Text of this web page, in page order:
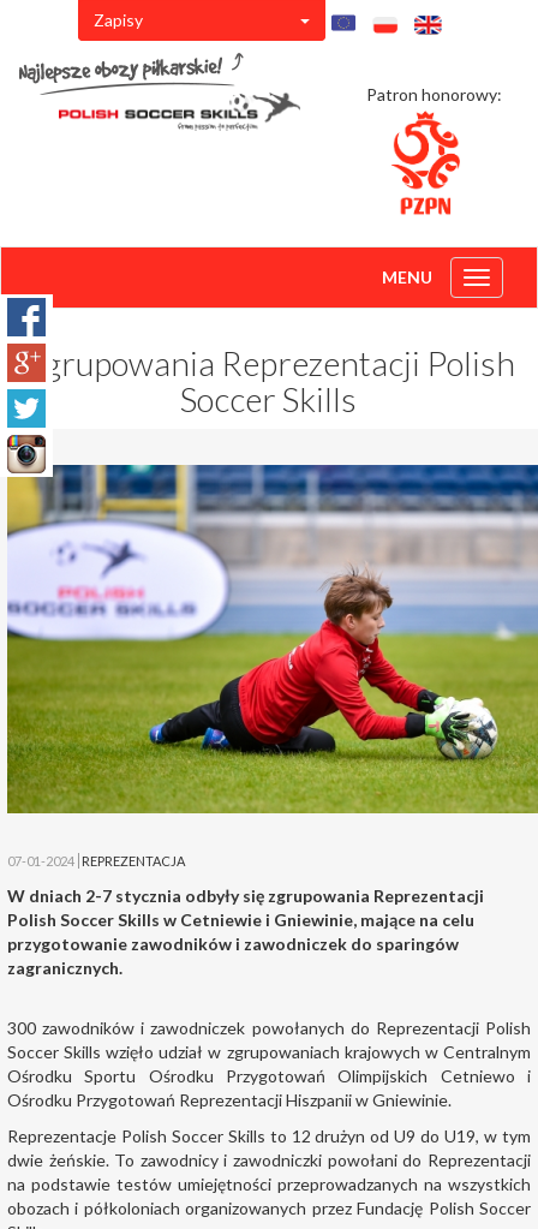
Zapisy
Patron honorowy:
Toggle
MENU
Zgrupowania Reprezentacji Polish
Soccer Skills
07-01-2024 REPREZENTACJA
W dniach 2-7 stycznia odbyły się zgrupowania Reprezentacji
Polish Soccer Skills w Cetniewie i Gniewinie, mające na celu
przygotowanie zawodników i zawodniczek do sparingów
zagranicznych.
300 zawodników i zawodniczek powołanych do Reprezentacji Polish
Soccer Skills wzięło udział w zgrupowaniach krajowych w Centralnym
Ośrodku Sportu Ośrodku Przygotowań Olimpijskich Cetniewo i
Ośrodku Przygotowań Reprezentacji Hiszpanii w Gniewinie.
Reprezentacje Polish Soccer Skills to 12 drużyn od U9 do U19, w tym
dwie żeńskie. To zawodnicy i zawodniczki powołani do Reprezentacji
na podstawie testów umiejętności przeprowadzanych na wszystkich
obozach i półkoloniach organizowanych przez Fundację Polish Soccer